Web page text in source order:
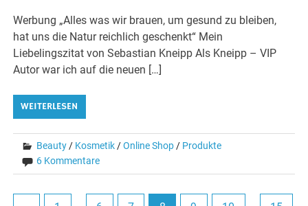
Werbung „Alles was wir brauen, um gesund zu bleiben,
hat uns die Natur reichlich geschenkt“ Mein
Liebelingszitat von Sebastian Kneipp Als Kneipp – VIP
Autor war ich auf die neuen […]
WEITERLESEN
Beauty / Kosmetik /Online Shop / Produkte
6 Kommentare